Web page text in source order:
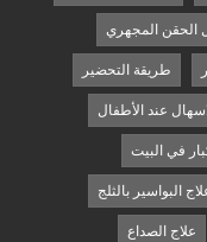
الحقن المجهري
طريقة التحضير
عند الأطفال
في البيت
البواسير بالثلج
علاج الصداع